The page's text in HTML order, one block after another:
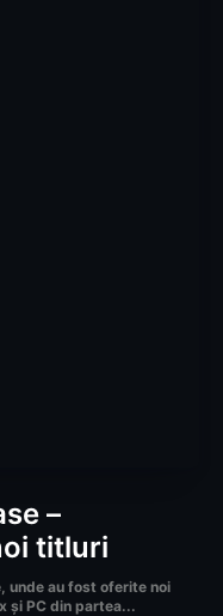
–
titluri
unde au fost oferite noi
și PC din partea...